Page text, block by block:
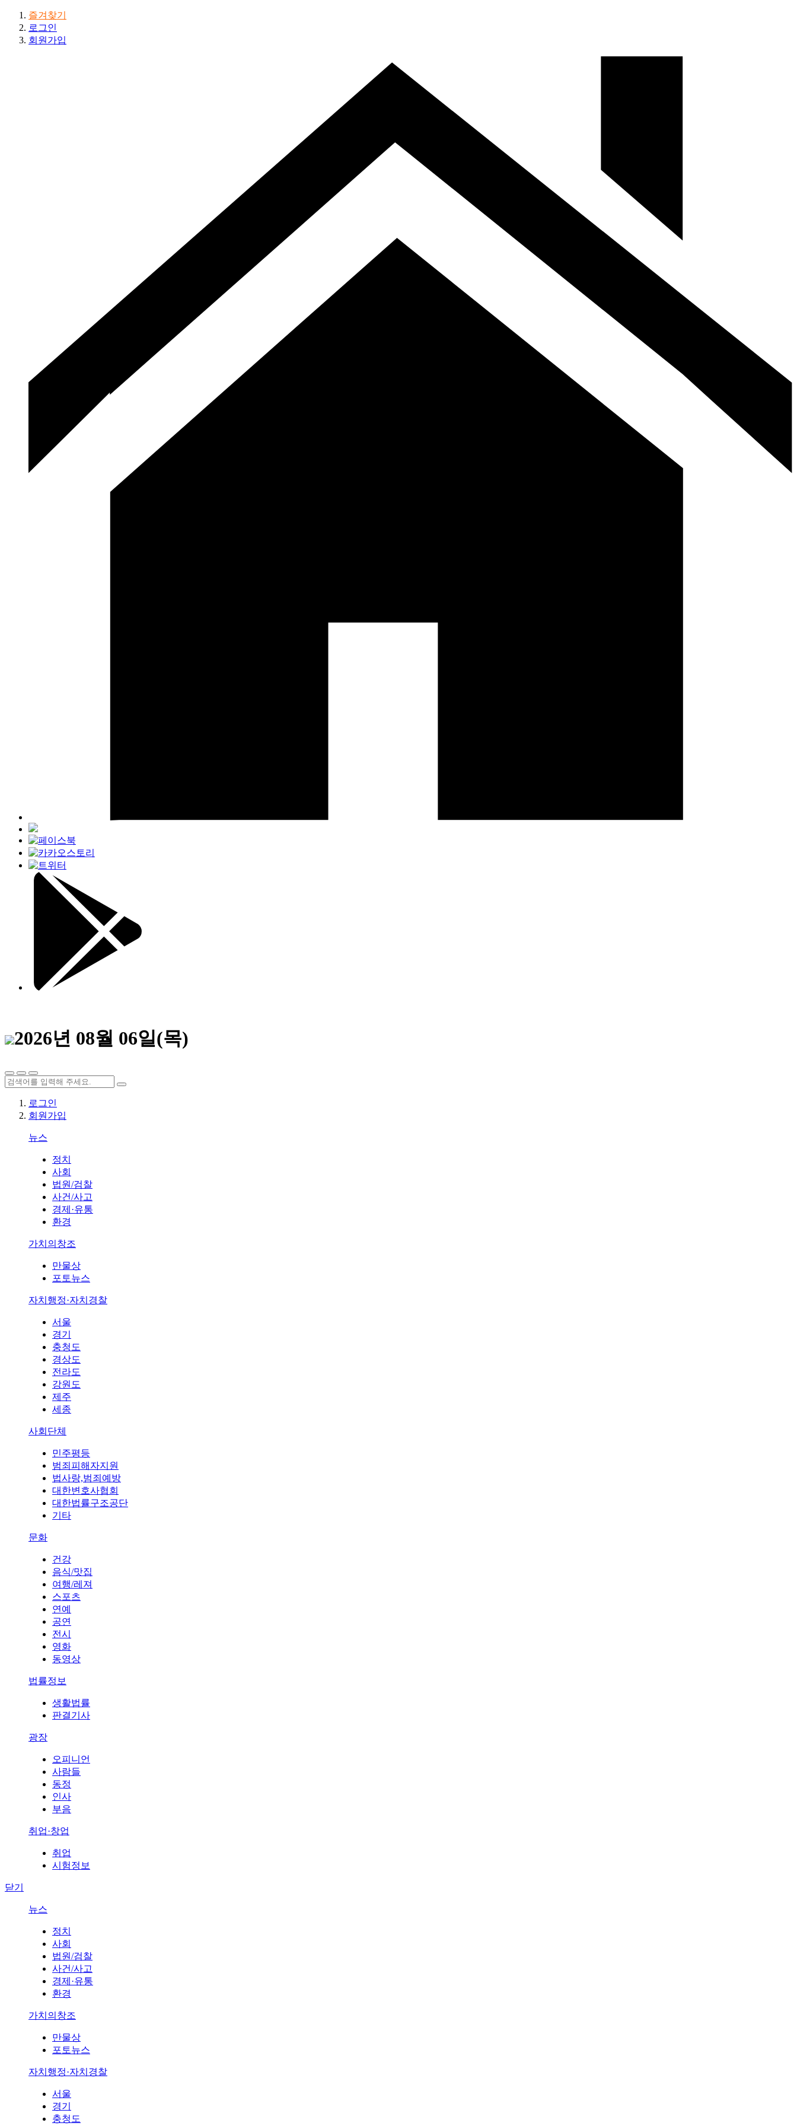
즐겨찾기
로그인
회원가입
2026년 08월 06일(목)
로그인
회원가입
뉴스
정치
사회
법원/검찰
사건/사고
경제·유통
환경
가치의창조
만물상
포토뉴스
자치행정·자치경찰
서울
경기
충청도
경상도
전라도
강원도
제주
세종
사회단체
민주평등
범죄피해자지원
법사랑,범죄예방
대한변호사협회
대한법률구조공단
기타
문화
건강
음식/맛집
여행/레져
스포츠
연예
공연
전시
영화
동영상
법률정보
생활법률
판결기사
광장
오피니언
사람들
동정
인사
부음
취업·창업
취업
시험정보
닫기
뉴스
정치
사회
법원/검찰
사건/사고
경제·유통
환경
가치의창조
만물상
포토뉴스
자치행정·자치경찰
서울
경기
충청도